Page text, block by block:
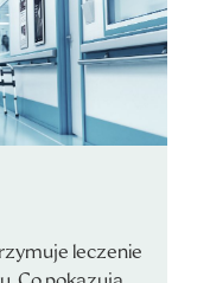
leczenie